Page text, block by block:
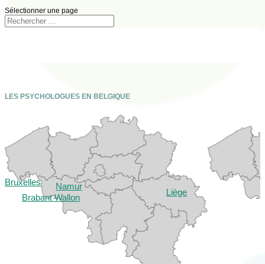
Sélectionner une page
LES PSYCHOLOGUES EN BELGIQUE
Bruxelles
Brabant Wallon
Liège
Namur